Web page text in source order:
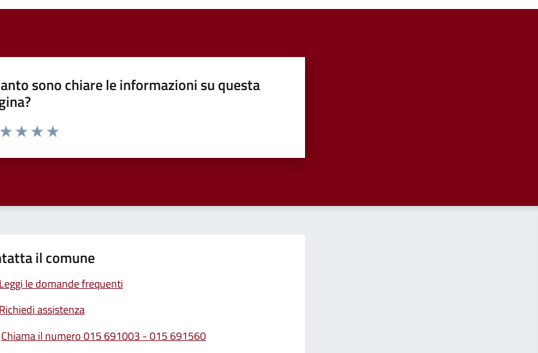
sono chiare le informazioni su questa
da 1 a 5 stelle la pagina
il comune
Leggi le domande frequenti
Richiedi assistenza
Chiama il numero 015 691003 - 015 691560